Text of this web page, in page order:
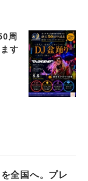
周
す
全国へ。プレ